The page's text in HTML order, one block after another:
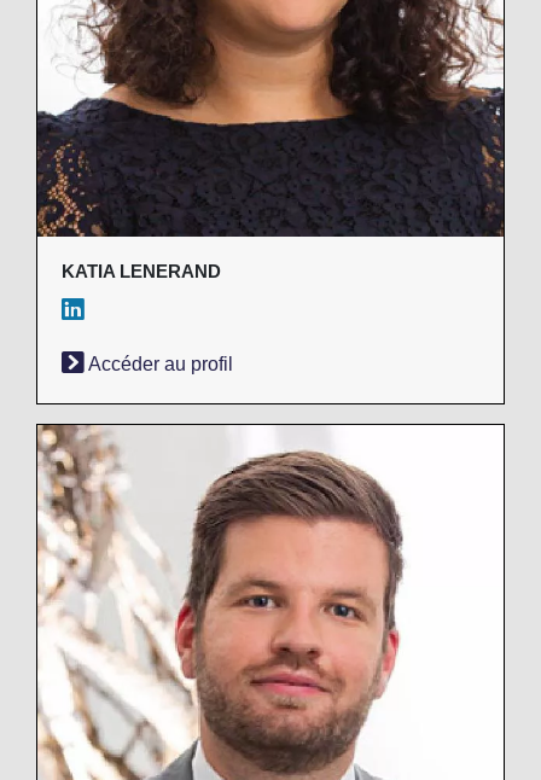
KATIA LENERAND
Accéder au profil